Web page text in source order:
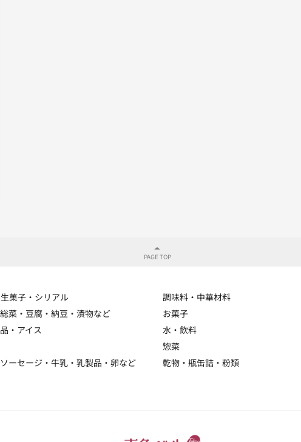
菓子・シリアル 調味料・中華材料
菜・豆腐・納豆・漬物など お菓子
・アイス 水・飲料
惣菜
ーセージ・牛乳・乳製品・卵など 乾物・瓶缶詰・粉類